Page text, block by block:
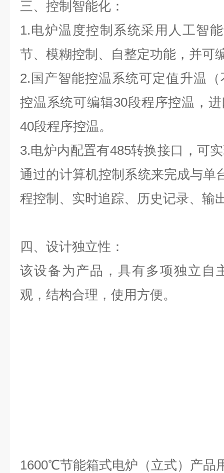
三、控制智能化：
1.电炉温度控制系统采用人工智
节、模糊控制、自整定功能，并可
2.国产智能控温系统可定值升温
控温系统可编辑30段程序控温，
40段程序控温。
3.电炉内配置有485转换接口，可
通过的计算机控制系统来完成与单
程控制、实时追踪、历史记录、输
四、设计独立性：
该设备为产品，具有多项独立自
观，结构合理，使用方便。
1600℃节能箱式电炉（立式） 产品